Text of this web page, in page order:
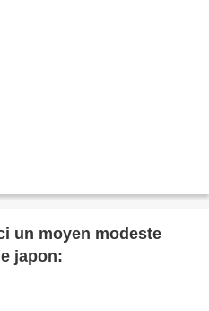
un moyen modeste
japon: